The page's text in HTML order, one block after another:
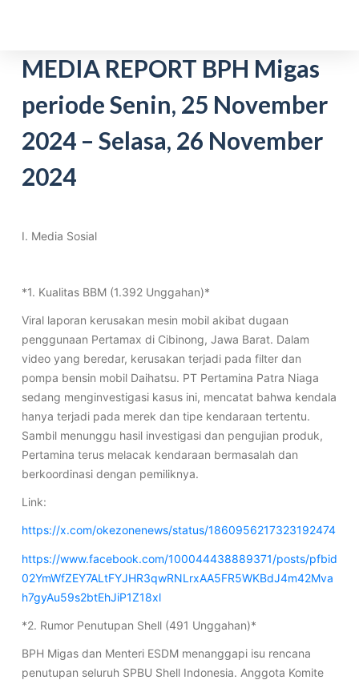
p
o
c
n
n
MEDIA REPORT BPH Migas
periode Senin, 25 November
2024 – Selasa, 26 November
2024
I. Media Sosial
*1. Kualitas BBM (1.392 Unggahan)*
Viral laporan kerusakan mesin mobil akibat dugaan
penggunaan Pertamax di Cibinong, Jawa Barat. Dalam
video yang beredar, kerusakan terjadi pada filter dan
pompa bensin mobil Daihatsu. PT Pertamina Patra Niaga
sedang menginvestigasi kasus ini, mencatat bahwa kendala
hanya terjadi pada merek dan tipe kendaraan tertentu.
Sambil menunggu hasil investigasi dan pengujian produk,
Pertamina terus melacak kendaraan bermasalah dan
berkoordinasi dengan pemiliknya.
Link:
https://x.com/okezonenews/status/1860956217323192474
https://www.facebook.com/100044438889371/posts/pfbid
02YmWfZEY7ALtFYJHR3qwRNLrxAA5FR5WKBdJ4m42Mva
h7gyAu59s2btEhJiP1Z18xl
*2. Rumor Penutupan Shell (491 Unggahan)*
BPH Migas dan Menteri ESDM menanggapi isu rencana
penutupan seluruh SPBU Shell Indonesia. Anggota Komite